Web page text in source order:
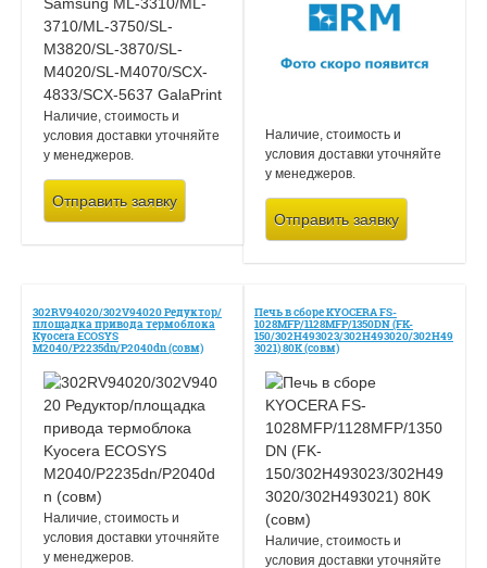
Наличие, стоимость и
условия доставки уточняйте
у менеджеров.
Отправить заявку
Наличие, стоимость и
условия доставки уточняйте
у менеджеров.
Отправить заявку
302RV94020/302V94020 Редуктор/
площадка привода термоблока
Kyocera ECOSYS
M2040/P2235dn/P2040dn (совм)
Наличие, стоимость и
условия доставки уточняйте
у менеджеров.
Печь в сборе KYOCERA FS-
1028MFP/1128MFP/1350DN (FK-
150/302H493023/302H493020/302H49
3021) 80K (совм)
Наличие, стоимость и
условия доставки уточняйте